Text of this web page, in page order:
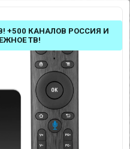
+500 КАНАЛОВ РОССИЯ И
ТВ!